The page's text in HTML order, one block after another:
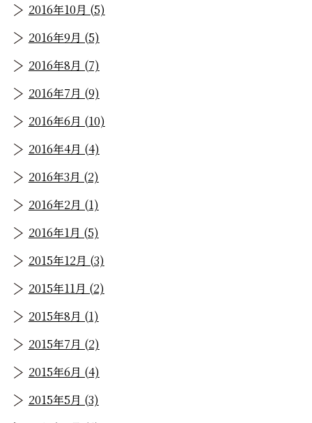
2016年10月 (5)
2016年9月 (5)
2016年8月 (7)
2016年7月 (9)
2016年6月 (10)
2016年4月 (4)
2016年3月 (2)
2016年2月 (1)
2016年1月 (5)
2015年12月 (3)
2015年11月 (2)
2015年8月 (1)
2015年7月 (2)
2015年6月 (4)
2015年5月 (3)